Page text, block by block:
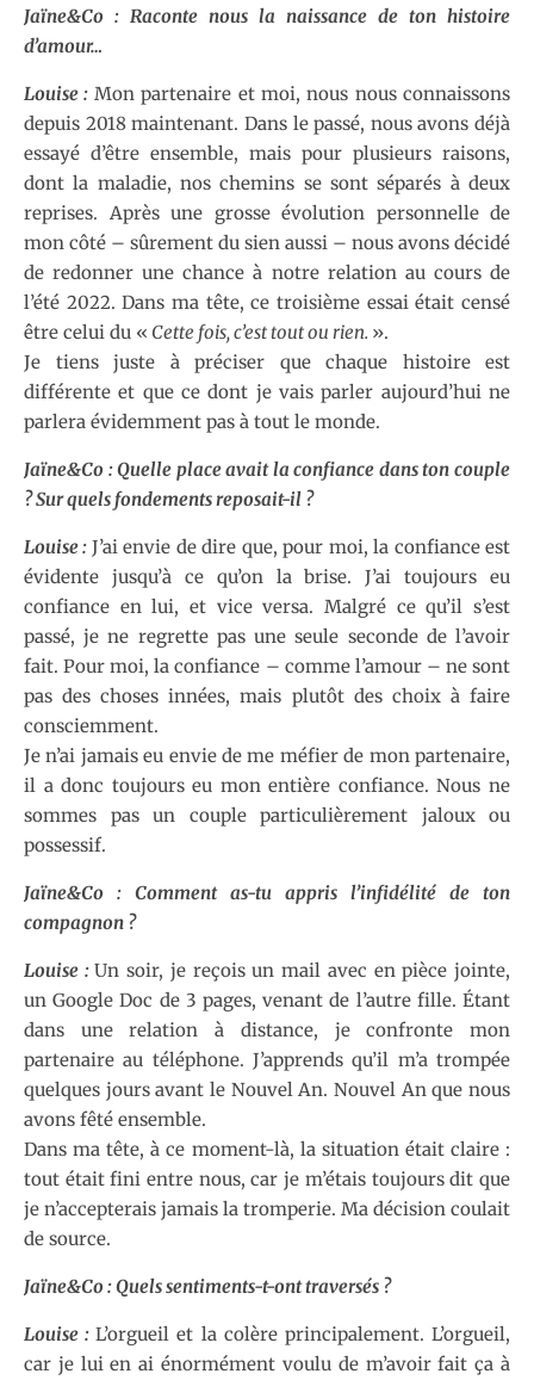
Jaïne&Co : Raconte nous la naissance de ton histoire
d’amour…
Louise : Mon partenaire et moi, nous nous connaissons
depuis 2018 maintenant. Dans le passé, nous avons déjà
essayé d’être ensemble, mais pour plusieurs raisons,
dont la maladie, nos chemins se sont séparés à deux
reprises. Après une grosse évolution personnelle de
mon côté – sûrement du sien aussi – nous avons décidé
de redonner une chance à notre relation au cours de
l’été 2022. Dans ma tête, ce troisième essai était censé
être celui du « Cette fois, c’est tout ou rien. ».
Je tiens juste à préciser que chaque histoire est
différente et que ce dont je vais parler aujourd’hui ne
parlera évidemment pas à tout le monde.
Jaïne&Co : Quelle place avait la confiance dans ton couple
? Sur quels fondements reposait-il ?
Louise : J’ai envie de dire que, pour moi, la confiance est
évidente jusqu’à ce qu’on la brise. J’ai toujours eu
confiance en lui, et vice versa. Malgré ce qu’il s’est
passé, je ne regrette pas une seule seconde de l’avoir
fait. Pour moi, la confiance – comme l’amour – ne sont
pas des choses innées, mais plutôt des choix à faire
consciemment.
Je n’ai jamais eu envie de me méfier de mon partenaire,
il a donc toujours eu mon entière confiance. Nous ne
sommes pas un couple particulièrement jaloux ou
possessif.
Jaïne&Co : Comment as-tu appris l’infidélité de ton
compagnon ?
Louise :Un soir, je reçois un mail avec en pièce jointe,
un Google Doc de 3 pages, venant de l’autre fille. Étant
dans une relation à distance, je confronte mon
partenaire au téléphone. J’apprends qu’il m’a trompée
quelques jours avant le Nouvel An. Nouvel An que nous
avons fêté ensemble.
Dans ma tête, à ce moment-là, la situation était claire :
tout était fini entre nous, car je m’étais toujours dit que
je n’accepterais jamais la tromperie. Ma décision coulait
de source.
Jaïne&Co : Quels sentiments-t-ont traversés ?
Louise :L’orgueil et la colère principalement. L’orgueil,
car je lui en ai énormément voulu de m’avoir fait ça à